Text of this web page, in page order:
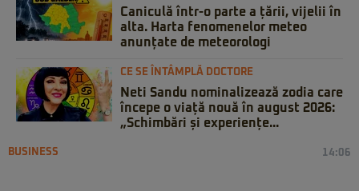
Caniculă într-o parte a țării, vijelii în
alta. Harta fenomenelor meteo
anunțate de meteorologi
CE SE ÎNTÂMPLĂ DOCTORE
Neti Sandu nominalizează zodia care
începe o viață nouă în august 2026:
„Schimbări și experiențe...
BUSINESS 14:06